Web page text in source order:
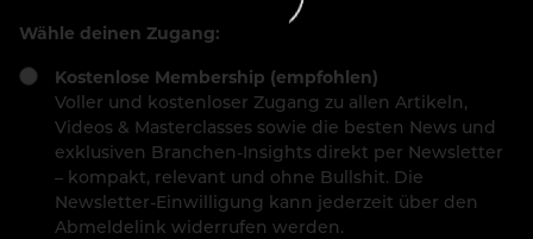
Wähle deinen Zugang:
Kostenlose Membership (empfohlen)
Voller und kostenloser Zugang zu allen Artikeln,
Videos & Masterclasses sowie die besten News und
exklusiven Branchen-Insights direkt per Newsletter
– kompakt, relevant und ohne Bullshit. Die
Newsletter-Einwilligung kann jederzeit über den
Abmeldelink widerrufen werden.